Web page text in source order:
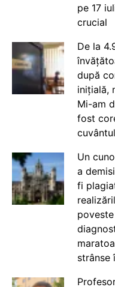
pe 17
crucial
De la
după
inițială,
Mi-am
fost
Un
a
fi
strânse